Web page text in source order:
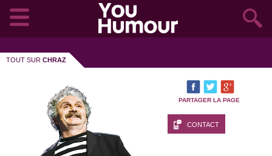
TOUT SUR CHRAZ
PARTAGER LA PAGE
CONTACT